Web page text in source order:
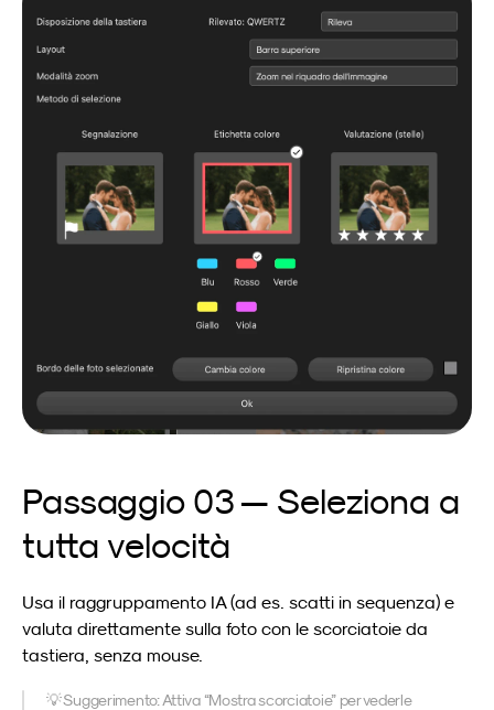
Passaggio 03 — Seleziona a
tutta velocità
Usa il raggruppamento IA (ad es. scatti in sequenza) e
valuta direttamente sulla foto con le scorciatoie da
tastiera, senza mouse.
💡 Suggerimento: Attiva “Mostra scorciatoie” per vederle